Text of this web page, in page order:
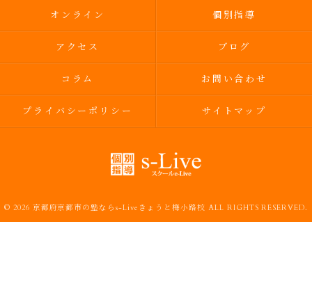
オンライン 個別指導
アクセス ブログ
コラム お問い合わせ
プライバシーポリシー サイトマップ
© 2026 京都府京都市の塾ならs-Liveきょうと梅小路校 ALL RIGHTS RESERVED.